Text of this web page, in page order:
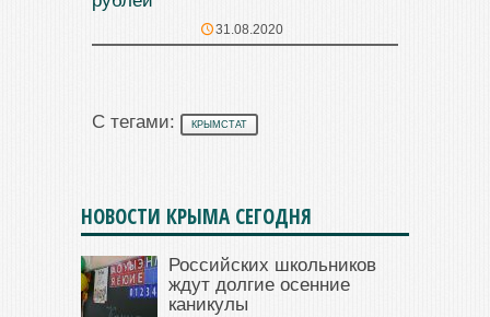
31.08.2020
С тегами: КРЫМСТАТ
НОВОСТИ КРЫМА СЕГОДНЯ
Российских школьников
ждут долгие осенние
каникулы